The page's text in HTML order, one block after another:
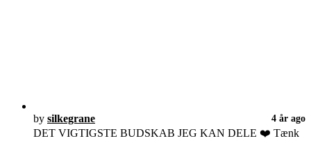
by silkegrane 4 år ago
DET VIGTIGSTE BUDSKAB JEG KAN DELE ❤️ Tænk